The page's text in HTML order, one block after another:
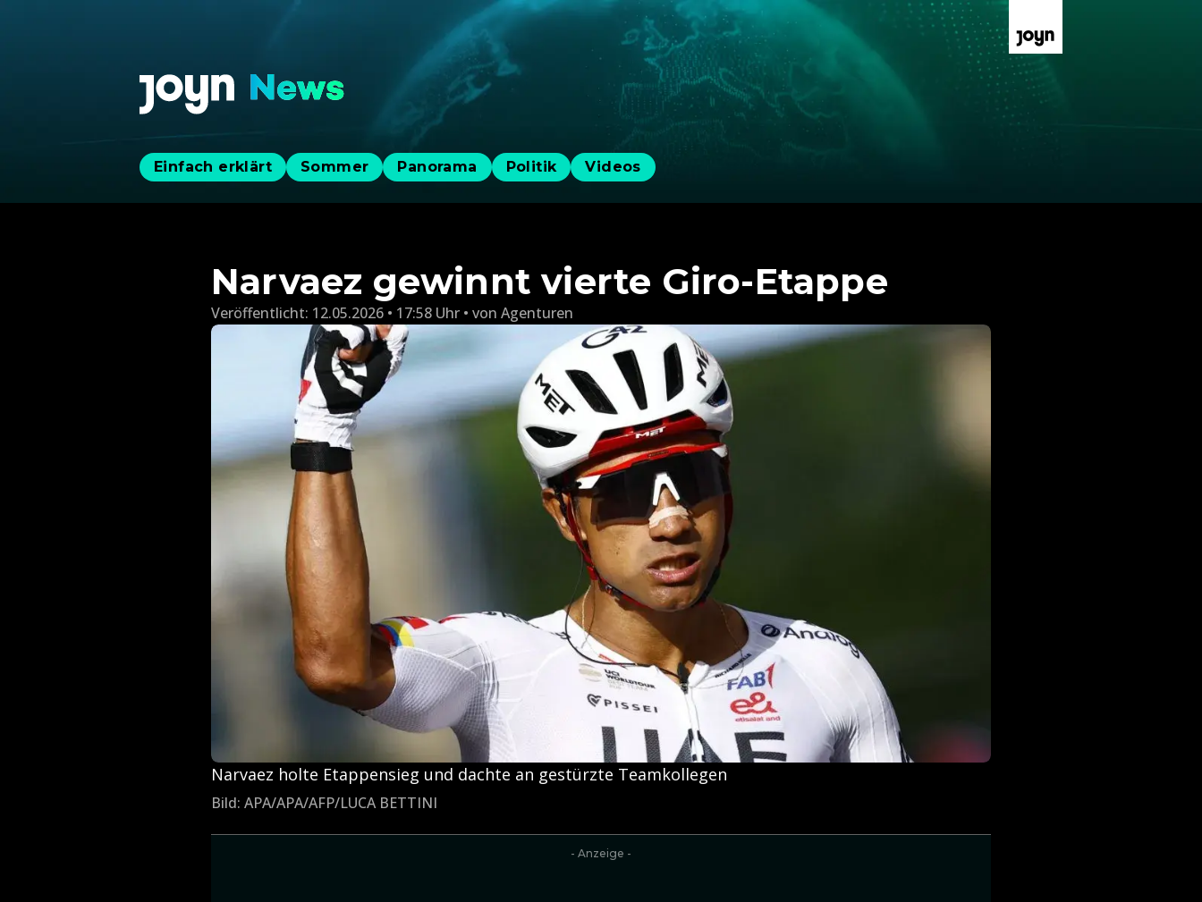
Einfach erklärt Sommer Panorama Politik Videos
Narvaez gewinnt vierte Giro-Etappe
Veröffentlicht: 12.05.2026 • 17:58 Uhr von Agenturen
Narvaez holte Etappensieg und dachte an gestürzte Teamkollegen
Bild: APA/APA/AFP/LUCA BETTINI
- Anzeige -